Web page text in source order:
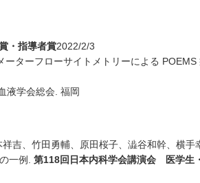
・指導者賞2022/2/3
ターフローサイトメトリーによる
学会総会. 福岡
吉、竹田勇輔、原田桜子、澁谷和幹、横
一例. 第118回日本内科学会講演会 医学生